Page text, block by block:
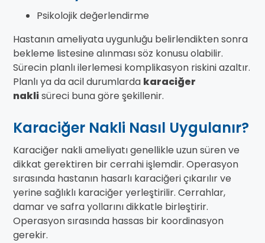
Psikolojik değerlendirme
Hastanın ameliyata uygunluğu belirlendikten sonra
bekleme listesine alınması söz konusu olabilir.
Sürecin planlı ilerlemesi komplikasyon riskini azaltır.
Planlı ya da acil durumlarda karaciğer
naklisüreci buna göre şekillenir.
Karaciğer Nakli Nasıl Uygulanır?
Karaciğer nakli ameliyatı genellikle uzun süren ve
dikkat gerektiren bir cerrahi işlemdir. Operasyon
sırasında hastanın hasarlı karaciğeri çıkarılır ve
yerine sağlıklı karaciğer yerleştirilir. Cerrahlar,
damar ve safra yollarını dikkatle birleştirir.
Operasyon sırasında hassas bir koordinasyon
gerekir.